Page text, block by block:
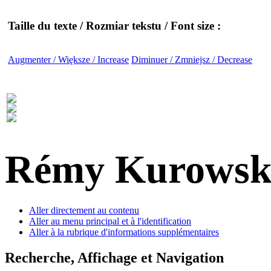
Taille du texte / Rozmiar tekstu / Font size :
Augmenter / Większe / Increase Diminuer / Zmniejsz / Decrease
Rémy
Aller directement au contenu
Aller au menu principal et à l'identification
Aller à la rubrique d'informations supplémentaires
Recherche, Affichage et Navigation